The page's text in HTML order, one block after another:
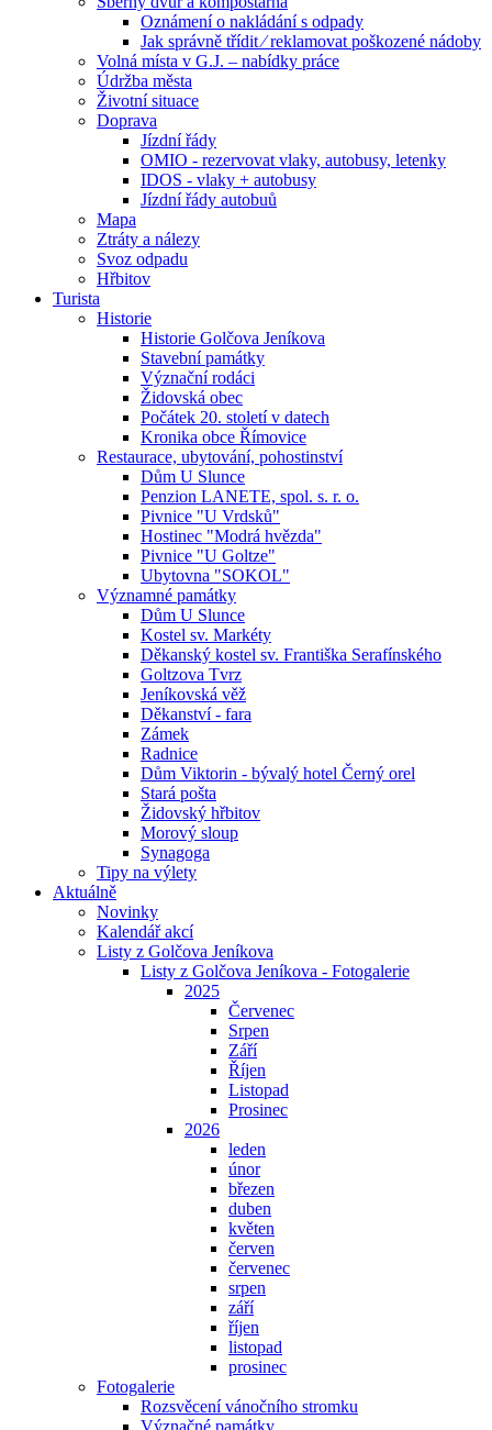
Oznámení o nakládání s odpady
Jak správně třídit ⁄ reklamovat poškozené nádoby
Volná místa v G.J. – nabídky práce
Údržba města
Životní situace
Doprava
Jízdní řády
OMIO - rezervovat vlaky, autobusy, letenky
IDOS - vlaky + autobusy
Jízdní řády autobuů
Mapa
Ztráty a nálezy
Svoz odpadu
Hřbitov
Turista
Historie
Historie Golčova Jeníkova
Stavební památky
Význační rodáci
Židovská obec
Počátek 20. století v datech
Kronika obce Římovice
Restaurace, ubytování, pohostinství
Dům U Slunce
Penzion LANETE, spol. s. r. o.
Pivnice "U Vrdsků"
Hostinec "Modrá hvězda"
Pivnice "U Goltze"
Ubytovna "SOKOL"
Významné památky
Dům U Slunce
Kostel sv. Markéty
Děkanský kostel sv. Františka Serafínského
Goltzova Tvrz
Jeníkovská věž
Děkanství - fara
Zámek
Radnice
Dům Viktorin - bývalý hotel Černý orel
Stará pošta
Židovský hřbitov
Morový sloup
Synagoga
Tipy na výlety
Aktuálně
Novinky
Kalendář akcí
Listy z Golčova Jeníkova
Listy z Golčova Jeníkova - Fotogalerie
2025
Červenec
Srpen
Září
Říjen
Listopad
Prosinec
2026
leden
únor
březen
duben
květen
červen
červenec
srpen
září
říjen
listopad
prosinec
Fotogalerie
Rozsvěcení vánočního stromku
Význačné památky